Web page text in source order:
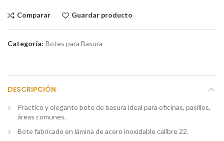
Comparar Guardar producto
Categoría: Botes para Basura
DESCRIPCIÓN
Practico y elegante bote de basura ideal para oficinas, pasillos,
áreas comunes.
Bote fabricado en lámina de acero inoxidable calibre 22.